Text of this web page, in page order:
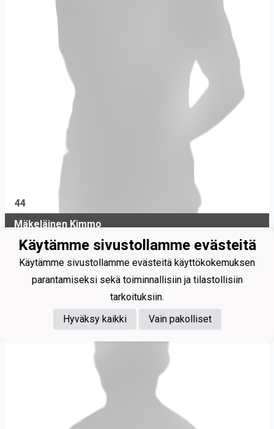
44
Mäkeläinen Kimmo
Keskikenttä
Käytämme sivustollamme evästeitä
Käytämme sivustollamme evästeitä käyttökokemuksen
parantamiseksi sekä toiminnallisiin ja tilastollisiin
tarkoituksiin.
Hyväksy kaikki
Vain pakolliset